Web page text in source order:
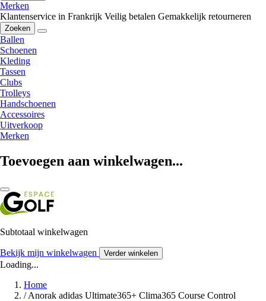
Merken
Klantenservice in Frankrijk Veilig betalen Gemakkelijk retourneren
Zoeken
Ballen
Schoenen
Kleding
Tassen
Clubs
Trolleys
Handschoenen
Accessoires
Uitverkoop
Merken
Toevoegen aan winkelwagen...
Subtotaal winkelwagen
Bekijk mijn winkelwagen Verder winkelen
Loading...
Home
/ Anorak adidas Ultimate365+ Clima365 Course Control